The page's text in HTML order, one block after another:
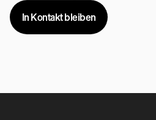
In Kontakt bleiben